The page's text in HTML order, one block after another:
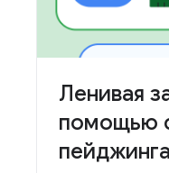
Ленивая
помощью
пейджинга